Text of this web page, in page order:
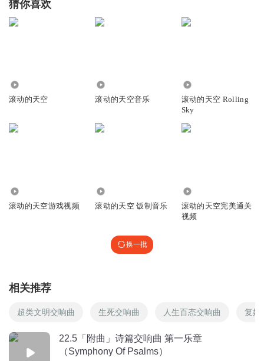
猜你喜欢
滚动的天空 滚动的天空音乐
滚动的天空 Rolling
Sky
滚动的天空游戏视频 滚动的天空 饭制音乐
滚动的天空完美通关
视频
换一批
相关推荐
超类文明交响曲 生死交响曲 人生百态交响曲 复婚
22.5「附曲」诗篇交响曲 第一乐章
（Symphony Of Psalms）